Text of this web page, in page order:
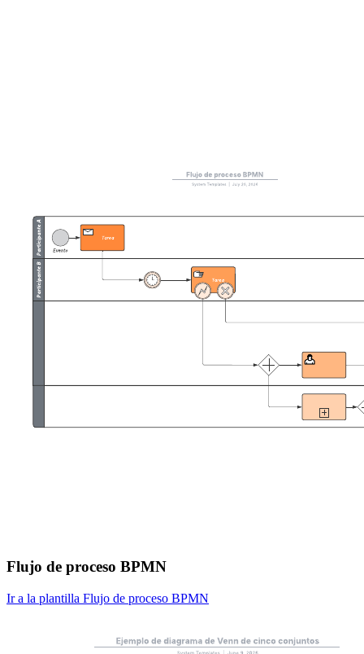
Flujo de proceso BPMN
Ir a la plantilla Flujo de proceso BPMN